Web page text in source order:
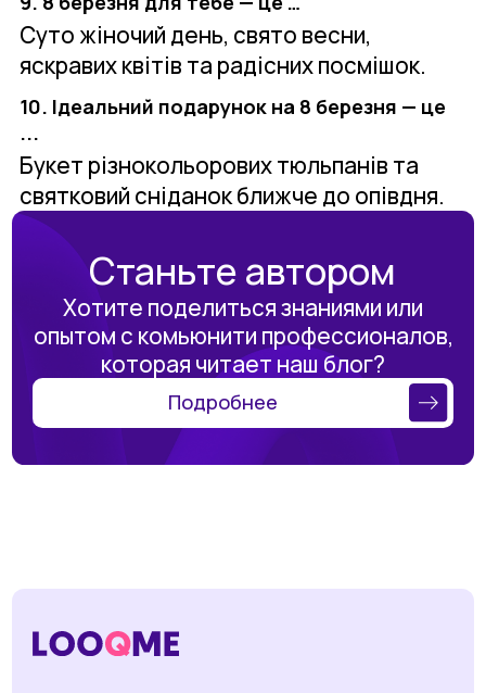
Суто жіночий день, свято весни,
яскравих квітів та радісних посмішок.
10. Ідеальний подарунок на 8 березня — це
...
Букет різнокольорових тюльпанів та
святковий сніданок ближче до опівдня.
Станьте автором
Хотите поделиться знаниями или
опытом с комьюнити профессионалов,
которая читает наш блог?
Подробнее